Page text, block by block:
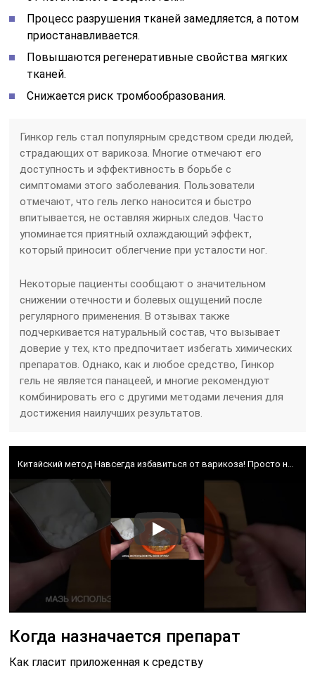
Процесс разрушения тканей замедляется, а потом
приостанавливается.
Повышаются регенеративные свойства мягких
тканей.
Снижается риск тромбообразования.
Гинкор гель стал популярным средством среди людей,
страдающих от варикоза. Многие отмечают его
доступность и эффективность в борьбе с
симптомами этого заболевания. Пользователи
отмечают, что гель легко наносится и быстро
впитывается, не оставляя жирных следов. Часто
упоминается приятный охлаждающий эффект,
который приносит облегчение при усталости ног.
Некоторые пациенты сообщают о значительном
снижении отечности и болевых ощущений после
регулярного применения. В отзывах также
подчеркивается натуральный состав, что вызывает
доверие у тех, кто предпочитает избегать химических
препаратов. Однако, как и любое средство, Гинкор
гель не является панацеей, и многие рекомендуют
комбинировать его с другими методами лечения для
достижения наилучших результатов.
Когда назначается препарат
Как гласит приложенная к средству